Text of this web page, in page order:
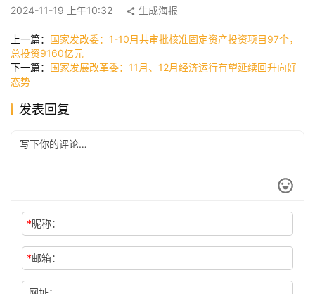
快
公
时
技
2024-11-19 上午10:32 生成海报
上一篇： 国家发改委：1-10月共审批核准固定资产投资项目97个，
总投资9160亿元
下一篇： 国家发展改革委：11月、12月经济运行有望延续回升向好
态势
发表回复
*昵称：
*邮箱：